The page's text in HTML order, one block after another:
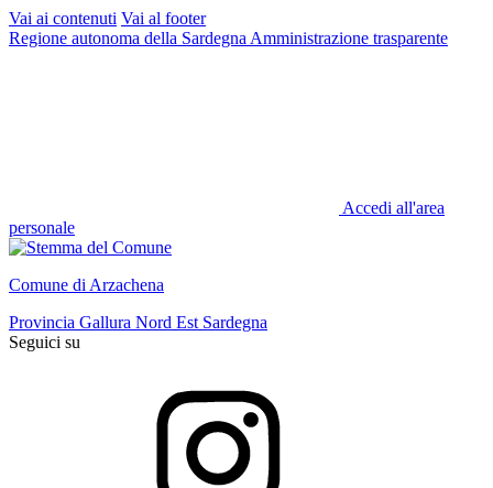
Vai ai contenuti Vai al footer
Regione autonoma della Sardegna Amministrazione trasparente
Accedi all'area
personale
Comune di Arzachena
Provincia Gallura Nord Est Sardegna
Seguici su